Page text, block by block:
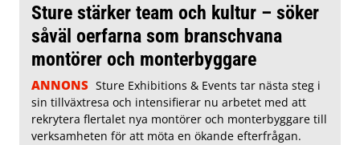
Sture stärker team och kultur – söker
såväl oerfarna som branschvana
montörer och monterbyggare
ANNONS Sture Exhibitions & Events tar nästa steg i
sin tillväxtresa och intensifierar nu arbetet med att
rekrytera flertalet nya montörer och monterbyggare till
verksamheten för att möta en ökande efterfrågan.